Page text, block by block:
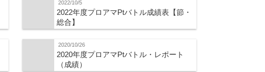
2022/10/5
2022年度プロアマPtバトル成績表【節・
総合】
2020/10/26
2020年度プロアマPtバトル・レポート
（成績）